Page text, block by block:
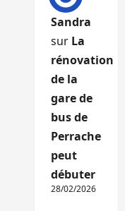
Sandra
sur La
rénovation
de la
gare de
bus de
Perrache
peut
débuter
28/02/2026